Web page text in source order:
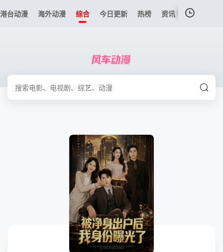
港台动漫 海外动漫 综合 今日更新 热榜 资讯